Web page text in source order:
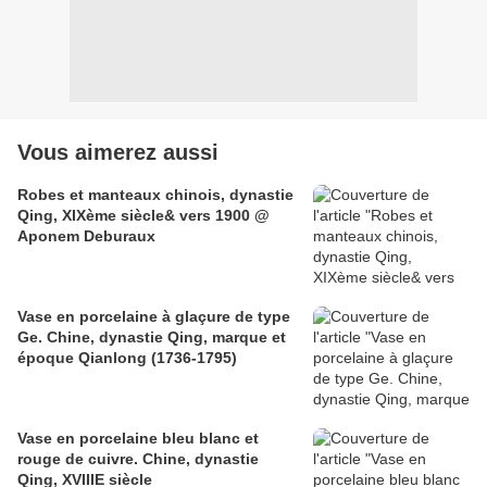
Vous aimerez aussi
Robes et manteaux chinois, dynastie
Qing, XIXème siècle& vers 1900 @
Aponem Deburaux
Vase en porcelaine à glaçure de type
Ge. Chine, dynastie Qing, marque et
époque Qianlong (1736-1795)
Vase en porcelaine bleu blanc et
rouge de cuivre. Chine, dynastie
Qing, XVIIIE siècle